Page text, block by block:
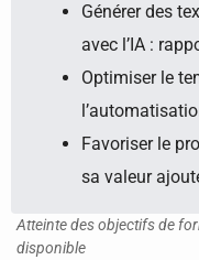
Générer des
avec l’IA :
Optimiser le
Favoriser le
sa valeur
Atteinte des objectifs de
disponible